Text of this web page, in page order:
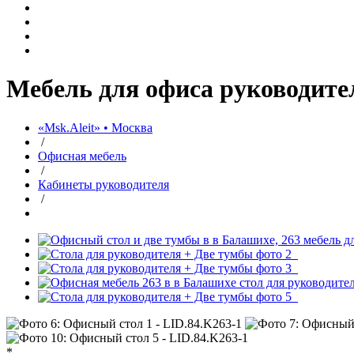
Мебель для офиса
«Msk.Aleit» • Москва
/
Офисная мебель
/
Кабинеты руководителя
/